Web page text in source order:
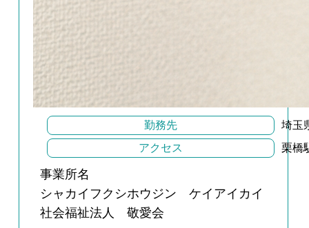
勤務先
埼玉
アクセス
栗橋
事業所名
シャカイフクシホウジン ケイアイカイ
社会福祉法人 敬愛会